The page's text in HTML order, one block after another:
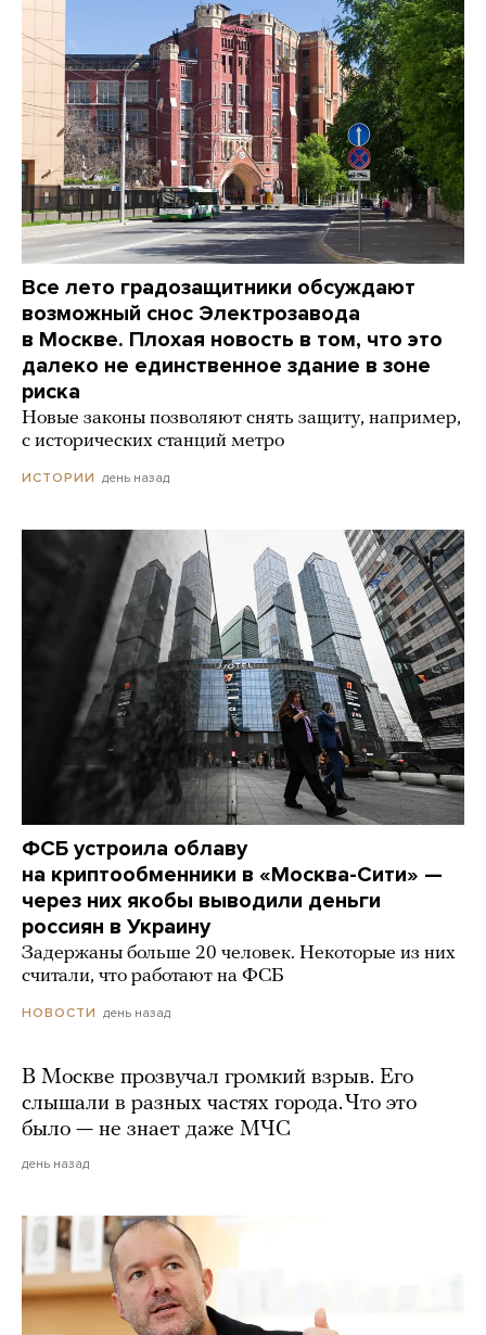
Все лето градозащитники обсуждают
возможный снос Электрозавода
в Москве. Плохая новость в том, что это
далеко не единственное здание в зоне
риска
Новые законы позволяют снять защиту, например,
с исторических станций метро
ИСТОРИИ день назад
ФСБ устроила облаву
на криптообменники в «Москва-Сити» —
через них якобы выводили деньги
россиян в Украину
Задержаны больше 20 человек. Некоторые из них
считали, что работают на ФСБ
НОВОСТИ день назад
В Москве прозвучал громкий взрыв. Его
слышали в разных частях города. Что это
было — не знает даже МЧС
день назад